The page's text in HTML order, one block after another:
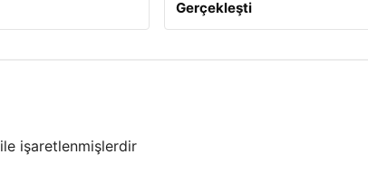
Gerçekleşti
ile işaretlenmişlerdir